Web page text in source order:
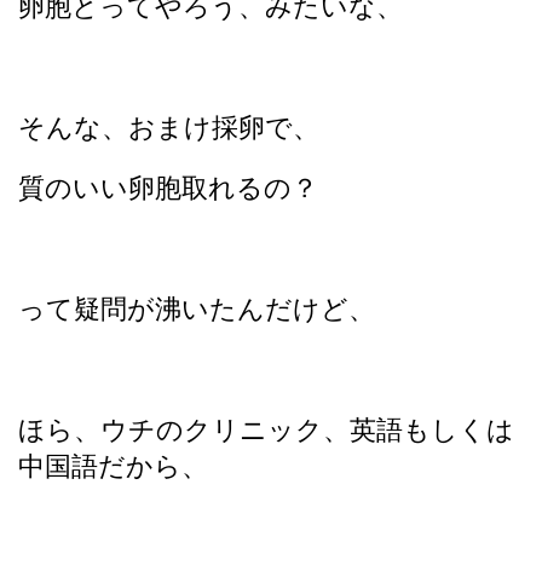
そんな、おまけ採卵で、
質のいい卵胞取れるの？
って疑問が沸いたんだけど、
ほら、ウチのクリニック、英語もしくは
中国語だから、